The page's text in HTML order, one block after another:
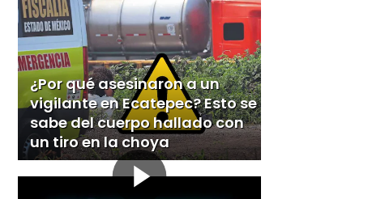
¿Por qué asesinaron a un
vigilante en Ecatepec? Esto se
sabe del cuerpo hallado con
un tiro en la choya